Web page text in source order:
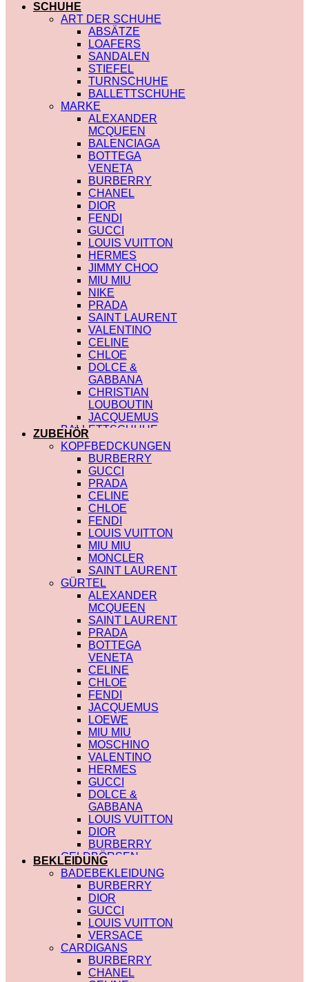
SCHUHE
ART DER SCHUHE
ABSÄTZE
LOAFERS
SANDALEN
STIEFEL
TURNSCHUHE
BALLETTSCHUHE
MARKE
ALEXANDER
MCQUEEN
BALENCIAGA
BOTTEGA
VENETA
BURBERRY
CHANEL
DIOR
FENDI
GUCCI
LOUIS VUITTON
HERMES
JIMMY CHOO
MIU MIU
NIKE
PRADA
SAINT LAURENT
VALENTINO
CELINE
CHLOE
DOLCE &
GABBANA
CHRISTIAN
LOUBOUTIN
JACQUEMUS
BALLETTSCHUHE
LOUIS VUITTON
ZUBEHÖR
KOPFBEDCKUNGEN
BURBERRY
GUCCI
PRADA
CELINE
CHLOE
FENDI
LOUIS VUITTON
MIU MIU
MONCLER
SAINT LAURENT
GÜRTEL
ALEXANDER
MCQUEEN
SAINT LAURENT
PRADA
BOTTEGA
VENETA
CELINE
CHLOE
FENDI
JACQUEMUS
LOEWE
MIU MIU
MOSCHINO
VALENTINO
HERMES
GUCCI
DOLCE &
GABBANA
LOUIS VUITTON
DIOR
BURBERRY
GELDBÖRSEN
SAINT LAURENT
PRADA
HERMES
GUCCI
DIOR
CHLOE
FENDI
JACQUEMUS
CELINE
BEKLEIDUNG
BADEBEKLEIDUNG
BURBERRY
DIOR
GUCCI
LOUIS VUITTON
VERSACE
CARDIGANS
BURBERRY
CHANEL